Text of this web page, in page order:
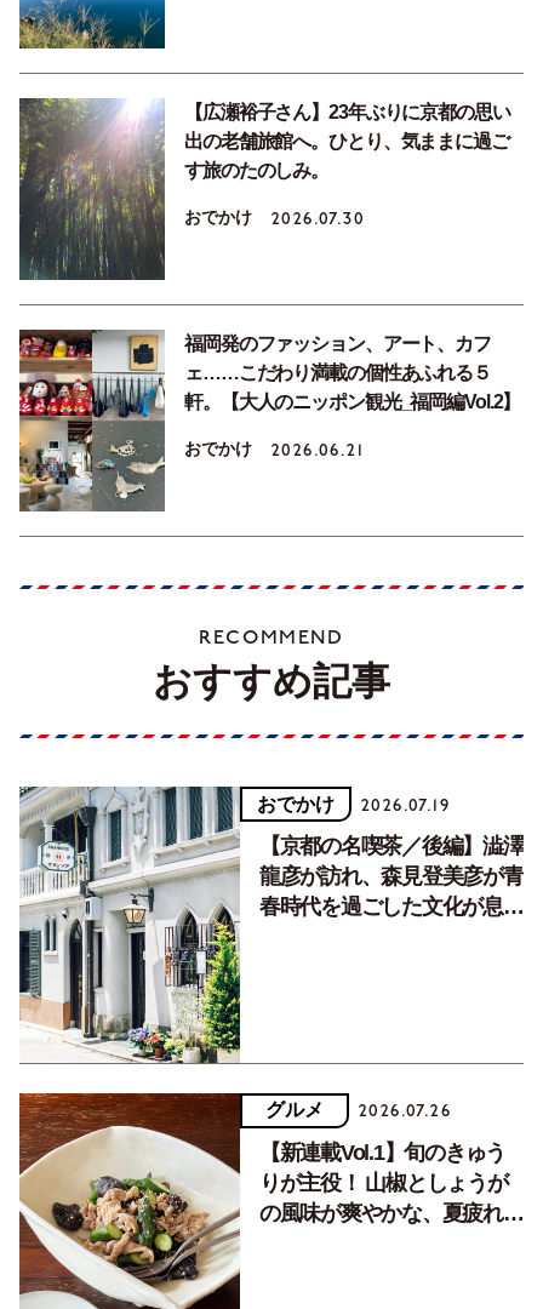
【広瀬裕子さん】23年ぶりに京都の思い
出の老舗旅館へ。ひとり、気ままに過ご
す旅のたのしみ。
おでかけ 2026.07.30
福岡発のファッション、アート、カフ
ェ……こだわり満載の個性あふれる５
軒。【大人のニッポン観光_福岡編Vol.2】
おでかけ 2026.06.21
RECOMMEND
おすすめ記事
おでかけ 2026.07.19
【京都の名喫茶／後編】澁澤
龍彦が訪れ、森見登美彦が青
春時代を過ごした文化が息づ
グルメ 2026.07.26
【新連載Vol.1】旬のきゅう
りが主役！ 山椒としょうが
の風味が爽やかな、夏疲れを